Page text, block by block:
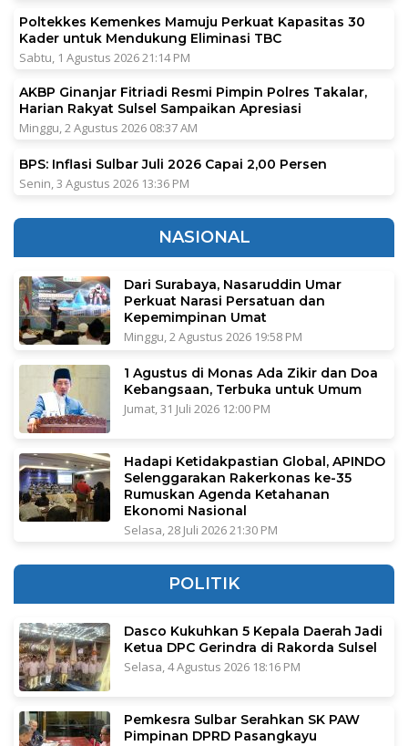
Poltekkes Kemenkes Mamuju Perkuat Kapasitas 30
Kader untuk Mendukung Eliminasi TBC
Sabtu, 1 Agustus 2026 21:14 PM
AKBP Ginanjar Fitriadi Resmi Pimpin Polres Takalar,
Harian Rakyat Sulsel Sampaikan Apresiasi
Minggu, 2 Agustus 2026 08:37 AM
BPS: Inflasi Sulbar Juli 2026 Capai 2,00 Persen
Senin, 3 Agustus 2026 13:36 PM
NASIONAL
Dari Surabaya, Nasaruddin Umar
Perkuat Narasi Persatuan dan
Kepemimpinan Umat
Minggu, 2 Agustus 2026 19:58 PM
1 Agustus di Monas Ada Zikir dan Doa
Kebangsaan, Terbuka untuk Umum
Jumat, 31 Juli 2026 12:00 PM
Hadapi Ketidakpastian Global, APINDO
Selenggarakan Rakerkonas ke-35
Rumuskan Agenda Ketahanan
Ekonomi Nasional
Selasa, 28 Juli 2026 21:30 PM
POLITIK
Dasco Kukuhkan 5 Kepala Daerah Jadi
Ketua DPC Gerindra di Rakorda Sulsel
Selasa, 4 Agustus 2026 18:16 PM
Pemkesra Sulbar Serahkan SK PAW
Pimpinan DPRD Pasangkayu